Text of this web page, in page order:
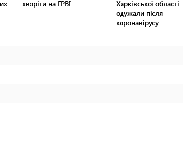
хворіти на ГРВІ
Харківської області
одужали після
коронавірусу